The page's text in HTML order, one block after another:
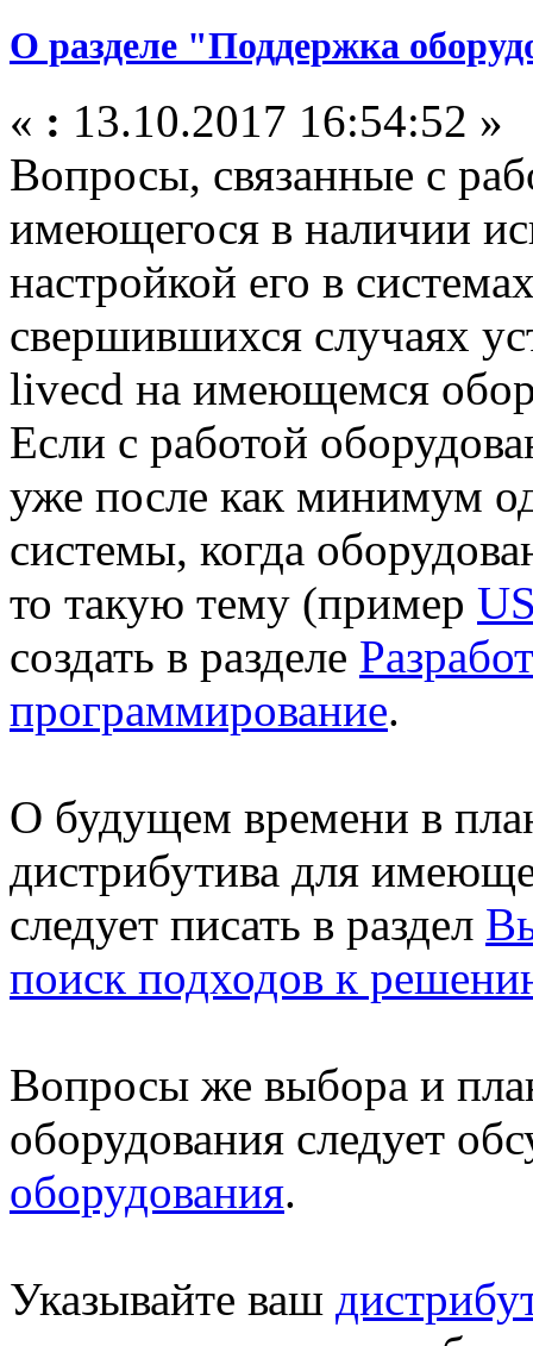
О разделе "Поддержка
« : 13.10.2017 16:54:52 »
Вопросы, связанные с
имеющегося в наличии
настройкой его в
свершившихся случаях
livecd на имеющемся
Если с работой
уже после как минимум
системы, когда
то такую тему (пример
создать в разделе
программирование.
О будущем времени в
дистрибутива для
следует писать в раздел
поиск подходов к
Вопросы же выбора и
оборудования следует
оборудования.
Указывайте ваш